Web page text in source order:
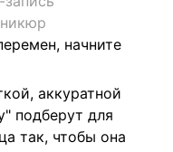
начните
аккуратной
подберут для
так, чтобы она